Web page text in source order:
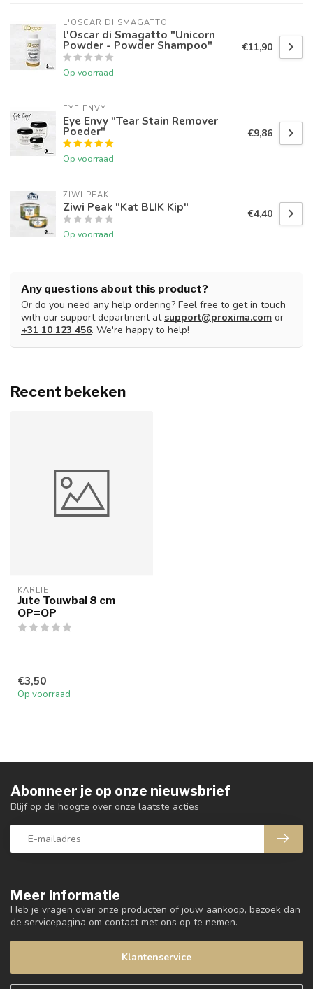
L'OSCAR DI SMAGATTO
l'Oscar di Smagatto "Unicorn
Powder - Powder Shampoo"
Op voorraad
€11,90
EYE ENVY
Eye Envy "Tear Stain Remover
Poeder"
Op voorraad
€9,86
ZIWI PEAK
Ziwi Peak "Kat BLIK Kip"
Op voorraad
€4,40
Any questions about this product?
Or do you need any help ordering? Feel free to get in touch
with our support department atsupport@proxima.com or
+31 10 123 456. We're happy to help!
Recent bekeken
KARLIE
Jute Touwbal 8 cm
OP=OP
€3,50
Op voorraad
Meer informatie
Heb je vragen over onze producten of jouw aankoop, bezoek dan
de servicepagina om contact met ons op te nemen.
Klantenservice
Abonneer je op onze nieuwsbrief
Blijf op de hoogte over onze laatste acties